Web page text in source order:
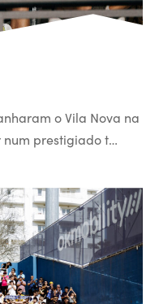
o Vila Nova na
prestigiado t…